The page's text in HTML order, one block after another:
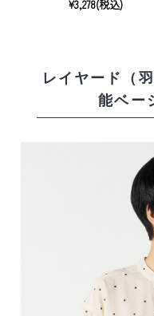
¥3,278(税込)
レイヤード（
能ベー